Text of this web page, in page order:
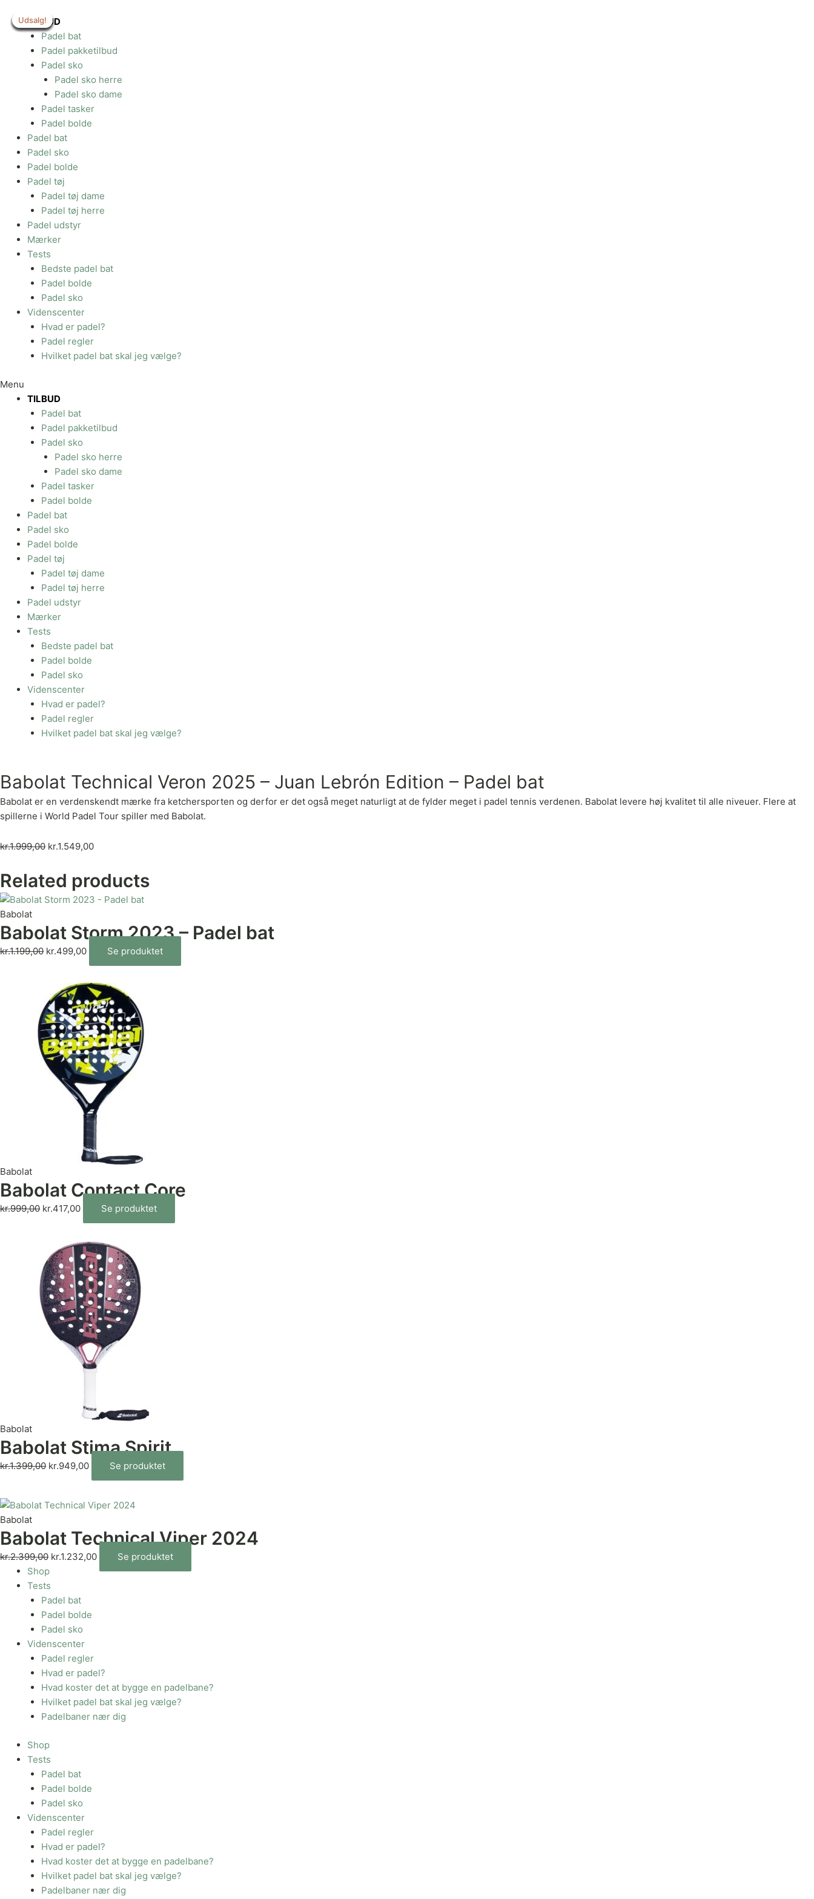
indholdet
TILBUD
Padel bat
Padel pakketilbud
Padel sko
Padel sko herre
Padel sko dame
Padel tasker
Padel bolde
Padel bat
Padel sko
Padel bolde
Padel tøj
Padel tøj dame
Padel tøj herre
Padel udstyr
Mærker
Tests
Bedste padel bat
Padel bolde
Padel sko
Videnscenter
Hvad er padel?
Padel regler
Hvilket padel bat skal jeg vælge?
Menu
TILBUD
Padel bat
Padel pakketilbud
Padel sko
Padel sko herre
Padel sko dame
Padel tasker
Padel bolde
Padel bat
Padel sko
Padel bolde
Padel tøj
Padel tøj dame
Padel tøj herre
Padel udstyr
Mærker
Tests
Bedste padel bat
Padel bolde
Padel sko
Videnscenter
Hvad er padel?
Padel regler
Hvilket padel bat skal jeg vælge?
Udsalg!
Babolat Technical Veron 2025 – Juan Lebrón Edition – Padel bat
Babolat er en verdenskendt mærke fra ketchersporten og derfor er det også meget naturligt at de fylder meget i padel tennis verdenen. Babolat levere høj kvalitet til alle niveuer. Flere at
spillerne i World Padel Tour spiller med Babolat.
kr.1.999,00 kr.1.549,00
Related products
Udsalg!
Udsalg!
Babolat
Babolat Storm 2023 – Padel bat
kr.1.199,00 kr.499,00 Se produktet
Udsalg!
Udsalg!
Babolat
Babolat Contact Core
kr.999,00 kr.417,00 Se produktet
Udsalg!
Udsalg!
Babolat
Babolat Stima Spirit
kr.1.399,00 kr.949,00 Se produktet
Udsalg!
Udsalg!
Babolat
Babolat Technical Viper 2024
kr.2.399,00 kr.1.232,00
Se produktet
Shop
Tests
Padel bat
Padel bolde
Padel sko
Videnscenter
Padel regler
Hvad er padel?
Hvad koster det at bygge en padelbane?
Hvilket padel bat skal jeg vælge?
Padelbaner nær dig
Shop
Tests
Padel bat
Padel bolde
Padel sko
Videnscenter
Padel regler
Hvad er padel?
Hvad koster det at bygge en padelbane?
Hvilket padel bat skal jeg vælge?
Padelbaner nær dig